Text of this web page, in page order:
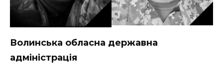
Волинська обласна державна
адміністрація